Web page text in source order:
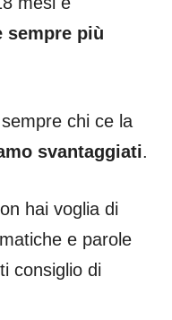
sempre più
chi ce la
svantaggiati.
hai voglia di
e parole
consiglio di